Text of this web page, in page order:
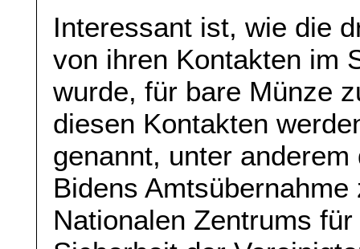
Interessant ist, wie die
von ihren Kontakten im
wurde, für bare Münze
diesen Kontakten
genannt, unter
Bidens
Nationalen Zentrums